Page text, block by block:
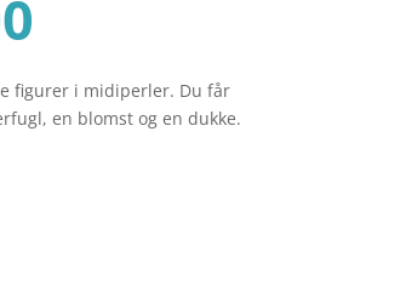
pris
er:
kr. 49,00.
figurer i midiperler. Du får
en blomst og en dukke.